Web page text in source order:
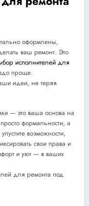
оформлены,
ваш ремонт. Это
исполнителей для
проще.
идеи, не теряя
— это ваша основа на
формальности, а
возможности,
свои права и
и уют — в ваших
для ремонта под